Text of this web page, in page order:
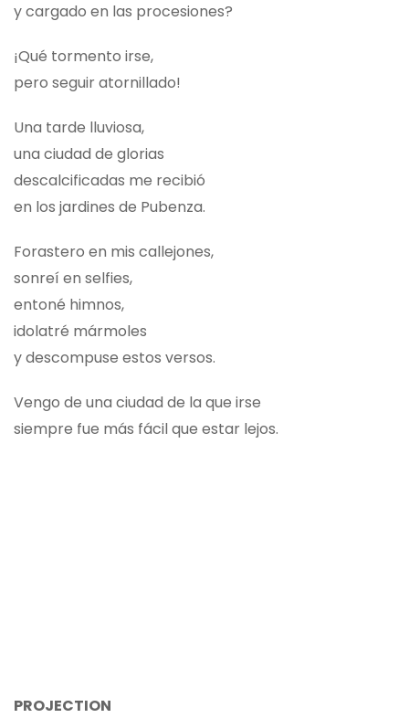
y cargado en las procesiones?
¡Qué tormento irse,
pero seguir atornillado!
Una tarde lluviosa,
una ciudad de glorias
descalcificadas me recibió
en los jardines de Pubenza.
Forastero en mis callejones,
sonreí en selfies,
entoné himnos,
idolatré mármoles
y descompuse estos versos.
Vengo de una ciudad de la que irse
siempre fue más fácil que estar lejos.
PROJECTION